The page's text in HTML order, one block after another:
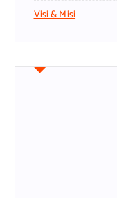
Visi & Misi